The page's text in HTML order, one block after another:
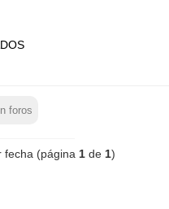
foros
fecha (página 1de 1)